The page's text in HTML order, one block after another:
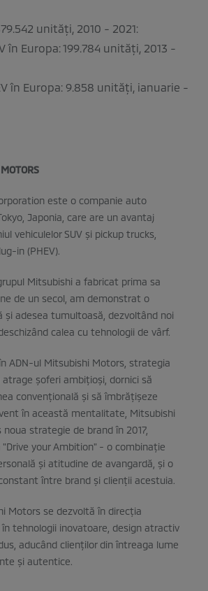
unități, 2010 - 2021:
în Europa: 199.784 unități, 2013 -
în Europa: 9.858 unități, ianuarie -
este o companie auto
Japonia, care are un avantaj
vehiculelor SUV şi pickup trucks,
in (PHEV).
Mitsubishi a fabricat prima sa
de un secol, am demonstrat o
şi adesea tumultoasă, dezvoltând noi
calea cu tehnologii de vârf.
ADN-ul Mitsubishi Motors, strategia
şoferi ambiţioşi, dornici să
convenţională şi să îmbrăţişeze
în această mentalitate, Mitsubishi
strategie de brand în 2017,
your Ambition" - o combinaţie
şi atitudine de avangardă, şi o
între brand şi clienţii acestuia.
Motors se dezvoltă în direcţia
tehnologii inovatoare, design atractiv
aducând clienţilor din întreaga lume
şi autentice.